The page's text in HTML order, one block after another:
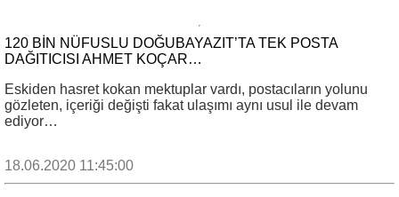
120 BİN NÜFUSLU DOĞUBAYAZIT’TA TEK POSTA
DAĞITICISI AHMET KOÇAR…
Eskiden hasret kokan mektuplar vardı, postacıların yolunu
gözleten, içeriği değişti fakat ulaşımı aynı usul ile devam
ediyor…
18.06.2020 11:45:00